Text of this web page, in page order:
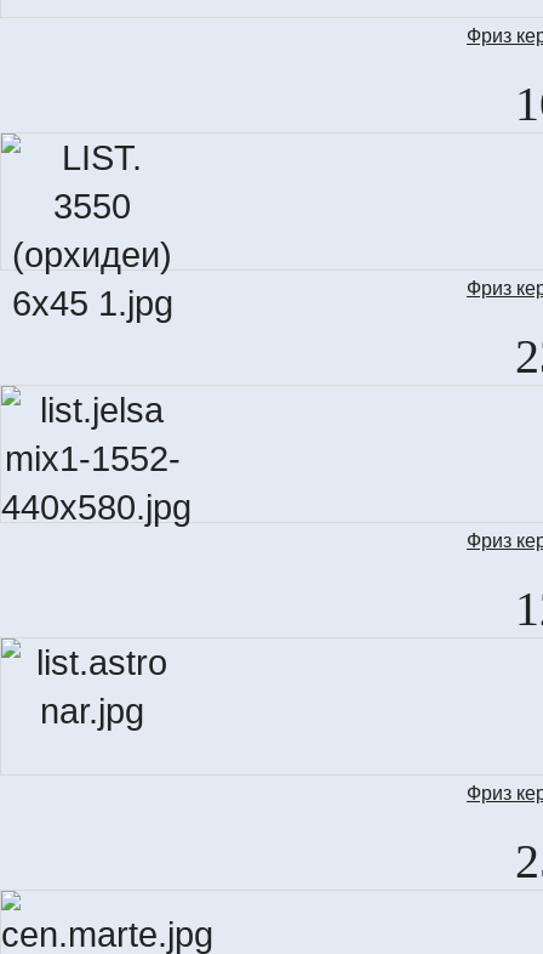
Фриз
Фриз
Фриз
Фриз